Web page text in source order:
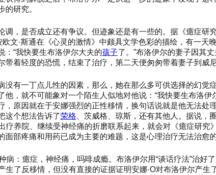
研究。
调，是否成立还有争议。但迹象还是有一些的。据《癔症
欧文·斯通在《心灵的激情》中颇具文学色彩的描绘，有一
：“我快要生布洛伊尔大夫的孩子了。”布洛伊尔的妻子因其
着轻度的恐慌，结束了治疗，第二天便匆匆带着妻子到威
有一丁点儿性的因素，那么，她在那么多可供选择的幻
，就不可能象对一个陌生人似地对他说： “我快要生布洛伊
原因就在于安娜强烈的正性移情，换句话说就是他无法处
这个想法告诉了荣格、茨威格、琼斯，还有其他人。据说，
疗养院、继续受神经痛的折磨联系起来，就会对《癔症研
部疼痛和用药已成为主要的难题，这是心理治疗无法治愈的
病：癔症，神经痛，吗啡成瘾。布洛伊尔用“谈话疗法”治
了反移情，但没有直接的证据证明安娜·O对布洛伊尔产生